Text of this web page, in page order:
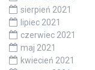
sierpień 2021
lipiec 2021
czerwiec 2021
maj 2021
kwiecień 2021